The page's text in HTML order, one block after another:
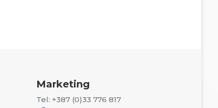
Marketing
Tel: +387 (0)33 776 817